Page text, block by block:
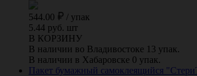
544.00 / упак
5.44 руб. шт
В КОРЗИНУ
В наличии во Владивостоке 13 упак.
В наличии в Хабаровске 0 упак.
Пакет бумажный самоклеящийся